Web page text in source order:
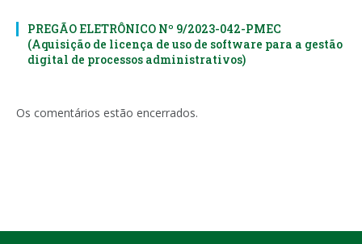
PREGÃO ELETRÔNICO Nº 9/2023-042-PMEC
(Aquisição de licença de uso de software para a gestão
digital de processos administrativos)
Os comentários estão encerrados.